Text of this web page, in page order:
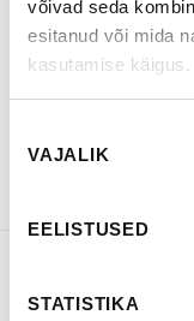
võivad seda
esitanud või mida
kasutamise käigus.
valik
VAJALIK
EELISTUSED
STATISTIKA
LEIA
BROŠÜÜRE